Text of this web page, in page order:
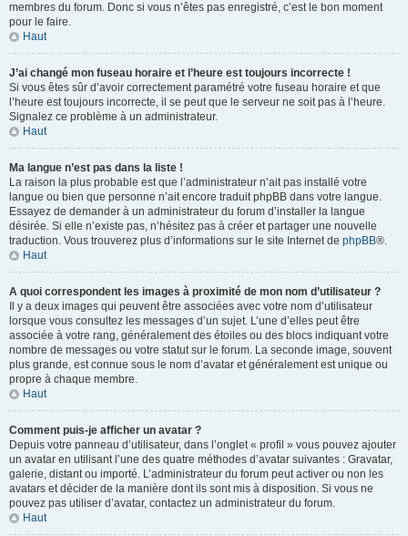
membres du forum. Donc si vous n’êtes pas enregistré, c’est le bon moment
pour le faire.
Haut
J’ai changé mon fuseau horaire et l’heure est toujours incorrecte !
Si vous êtes sûr d’avoir correctement paramétré votre fuseau horaire et que
l’heure est toujours incorrecte, il se peut que le serveur ne soit pas à l’heure.
Signalez ce problème à un administrateur.
Haut
Ma langue n’est pas dans la liste !
La raison la plus probable est que l’administrateur n’ait pas installé votre
langue ou bien que personne n’ait encore traduit phpBB dans votre langue.
Essayez de demander à un administrateur du forum d’installer la langue
désirée. Si elle n’existe pas, n’hésitez pas à créer et partager une nouvelle
traduction. Vous trouverez plus d’informations sur le site Internet de phpBB®.
Haut
A quoi correspondent les images à proximité de mon nom d’utilisateur ?
Il y a deux images qui peuvent être associées avec votre nom d’utilisateur
lorsque vous consultez les messages d’un sujet. L’une d’elles peut être
associée à votre rang, généralement des étoiles ou des blocs indiquant votre
nombre de messages ou votre statut sur le forum. La seconde image, souvent
plus grande, est connue sous le nom d’avatar et généralement est unique ou
propre à chaque membre.
Haut
Comment puis-je afficher un avatar ?
Depuis votre panneau d’utilisateur, dans l’onglet « profil » vous pouvez ajouter
un avatar en utilisant l’une des quatre méthodes d’avatar suivantes : Gravatar,
galerie, distant ou importé. L’administrateur du forum peut activer ou non les
avatars et décider de la manière dont ils sont mis à disposition. Si vous ne
pouvez pas utiliser d’avatar, contactez un administrateur du forum.
Haut